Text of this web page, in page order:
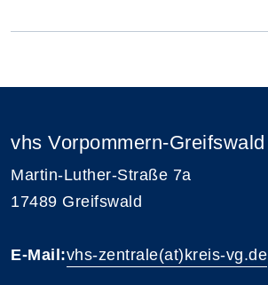
vhs Vorpommern-Greifswald
Martin-Luther-Straße 7a
17489 Greifswald
E-Mail:vhs-zentrale(at)kreis-vg.de